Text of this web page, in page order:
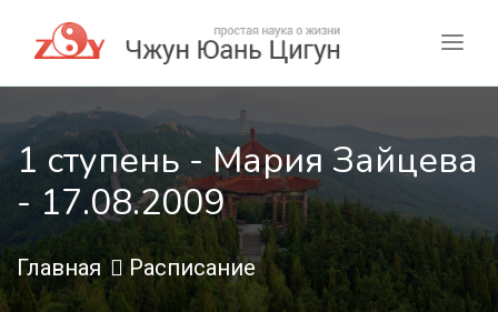
1 ступень - Мария Зайцева
- 17.08.2009
Главная Расписание